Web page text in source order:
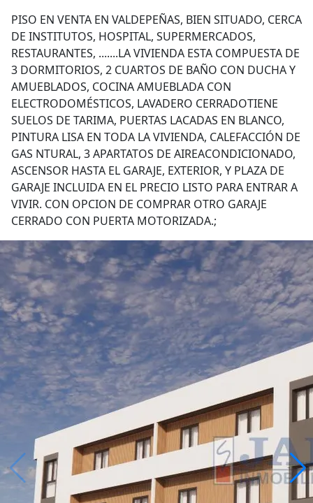
PISO EN VENTA EN VALDEPEÑAS, BIEN SITUADO, CERCA
DE INSTITUTOS, HOSPITAL, SUPERMERCADOS,
RESTAURANTES, .......LA VIVIENDA ESTA COMPUESTA DE
3 DORMITORIOS, 2 CUARTOS DE BAÑO CON DUCHA Y
AMUEBLADOS, COCINA AMUEBLADA CON
ELECTRODOMÉSTICOS, LAVADERO CERRADOTIENE
SUELOS DE TARIMA, PUERTAS LACADAS EN BLANCO,
PINTURA LISA EN TODA LA VIVIENDA, CALEFACCIÓN DE
GAS NTURAL, 3 APARTATOS DE AIREACONDICIONADO,
ASCENSOR HASTA EL GARAJE, EXTERIOR, Y PLAZA DE
GARAJE INCLUIDA EN EL PRECIO LISTO PARA ENTRAR A
VIVIR. CON OPCION DE COMPRAR OTRO GARAJE
CERRADO CON PUERTA MOTORIZADA.;